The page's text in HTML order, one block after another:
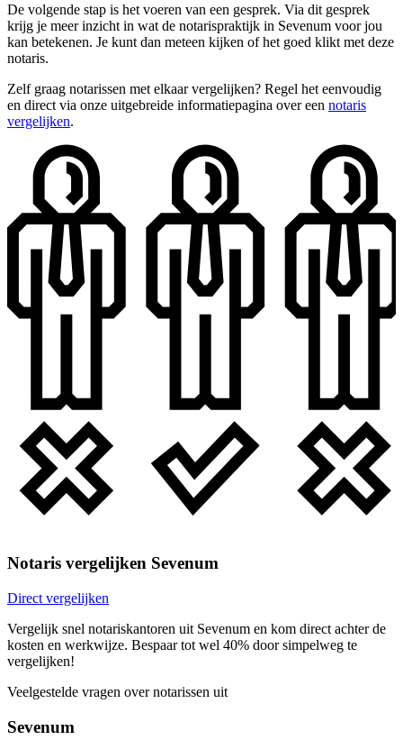
De volgende stap is het voeren van een gesprek. Via dit gesprek
krijg je meer inzicht in wat de notarispraktijk in Sevenum voor jou
kan betekenen. Je kunt dan meteen kijken of het goed klikt met deze
notaris.
Zelf graag notarissen met elkaar vergelijken? Regel het eenvoudig
en direct via onze uitgebreide informatiepagina over een notaris
vergelijken.
Notaris vergelijken Sevenum
Direct vergelijken
Vergelijk snel notariskantoren uit Sevenum en kom direct achter de
kosten en werkwijze. Bespaar tot wel 40% door simpelweg te
vergelijken!
Veelgestelde vragen over notarissen uit
Sevenum